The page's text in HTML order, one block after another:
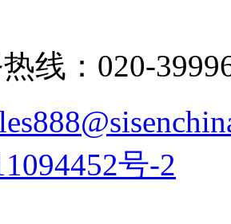
线：020-
号-2